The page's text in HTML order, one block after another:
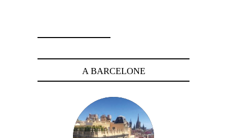
A BARCELONE